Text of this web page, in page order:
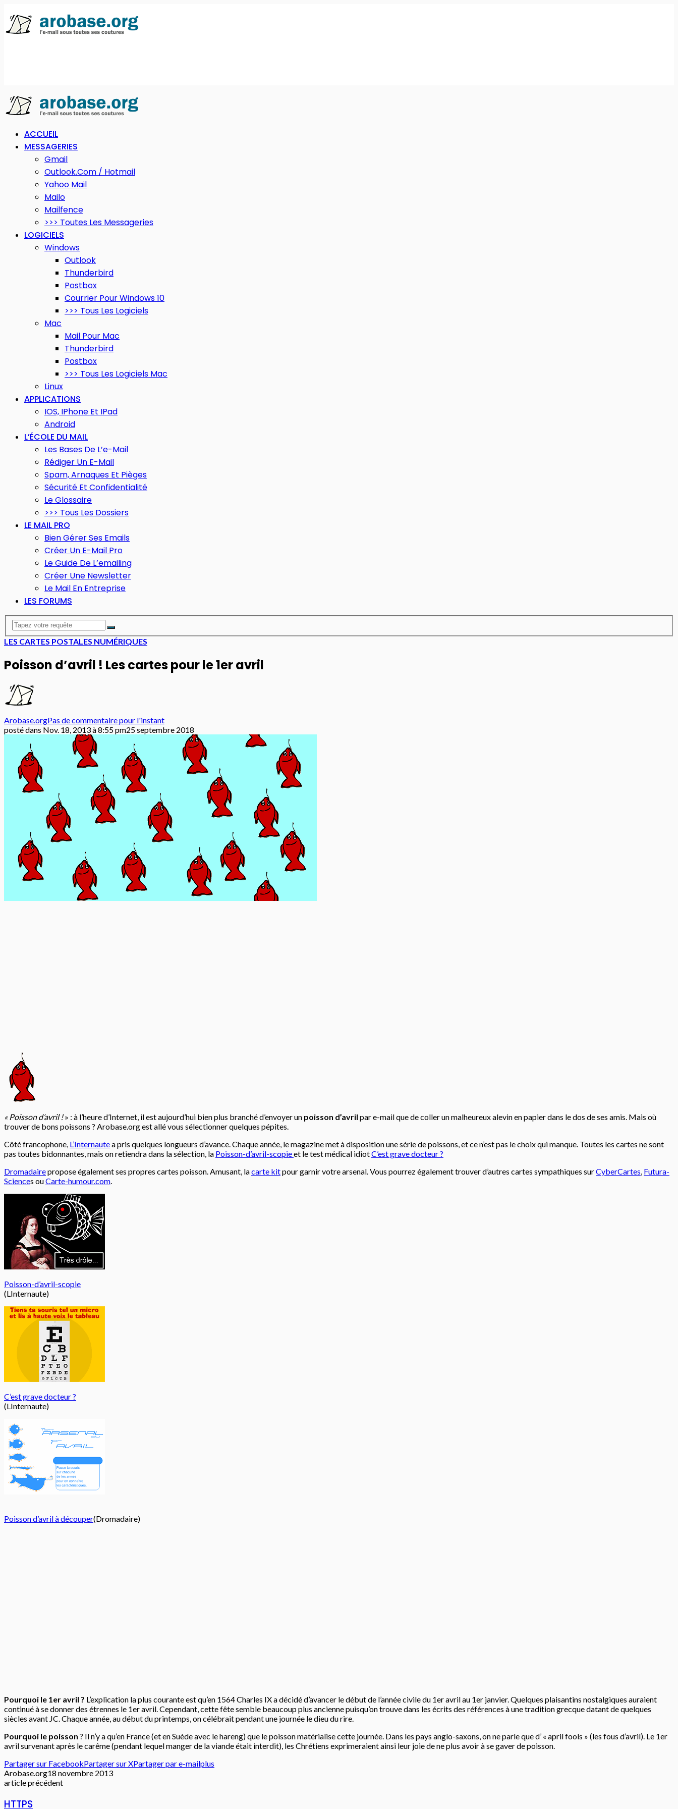
ACCUEIL
MESSAGERIES
Gmail
Outlook.com / Hotmail
Yahoo Mail
Mailo
Mailfence
>>> Toutes Les Messageries
LOGICIELS
Windows
Outlook
Thunderbird
Postbox
Courrier Pour Windows 10
>>> Tous Les Logiciels
Mac
Mail Pour Mac
Thunderbird
Postbox
>>> Tous Les Logiciels Mac
Linux
APPLICATIONS
IOS, IPhone Et IPad
Android
L’ÉCOLE DU MAIL
Les Bases De L’e-Mail
Rédiger Un E-Mail
Spam, Arnaques Et Pièges
Sécurité Et Confidentialité
Le Glossaire
>>> Tous Les Dossiers
LE MAIL PRO
Bien Gérer Ses Emails
Créer Un E-Mail Pro
Le Guide De L’emailing
Créer Une Newsletter
Le Mail En Entreprise
LES FORUMS
LES CARTES POSTALES NUMÉRIQUES
Poisson d’avril ! Les cartes pour le 1er avril
Arobase.orgPas de commentaire pour l'instant
posté dans Nov. 18, 2013 à 8:55 pm25 septembre 2018
« Poisson d’avril !» : à l’heure d’Internet, il est aujourd’hui bien plus branché d’envoyer un poisson d’avril par e-mail que de coller un malheureux alevin en papier dans le dos de ses amis. Mais où
trouver de bons poissons ? Arobase.org est allé vous sélectionner quelques pépites.
Côté francophone, L’Internautea pris quelques longueurs d’avance. Chaque année, le magazine met à disposition une série de poissons, et ce n’est pas le choix qui manque. Toutes les cartes ne sont
pas toutes bidonnantes, mais on retiendra dans la sélection, la Poisson-d’avril-scopieet le test médical idiotC’est grave docteur ?
Dromadairepropose également ses propres cartes poisson. Amusant, lacarte kitpour garnir votre arsenal. Vous pourrez également trouver d’autres cartes sympathiques surCyberCartes, Futura-
Sciences ouCarte-humour.com.
Poisson-d’avril-scopie
(LInternaute)
C’est grave docteur ?
(LInternaute)
Poisson d’avril à découper(Dromadaire)
Pourquoi le 1er avril ? L’explication la plus courante est qu’en 1564 Charles IX a décidé d’avancer le début de l’année civile du 1er avril au 1er janvier. Quelques plaisantins nostalgiques auraient
continué à se donner des étrennes le 1er avril. Cependant, cette fête semble beaucoup plus ancienne puisqu’on trouve dans les écrits des références à une tradition grecque datant de quelques
siècles avant JC. Chaque année, au début du printemps, on célébrait pendant une journée le dieu du rire.
Pourquoi le poisson ? Il n’y a qu’en France (et en Suède avec le hareng) que le poisson matérialise cette journée. Dans les pays anglo-saxons, on ne parle que d’ « april fools » (les fous d’avril). Le 1er
avril survenant après le carême (pendant lequel manger de la viande était interdit), les Chrétiens exprimeraient ainsi leur joie de ne plus avoir à se gaver de poisson.
Partager sur FacebookPartager sur XPartager par e-mailplus
Arobase.org18 novembre 2013
article précédent
HTTPS